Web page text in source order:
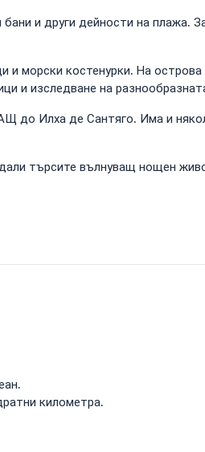
и други дейности на плажа.
морски костенурки. На
и изследване на
до Илха де Сантяго. Има и
търсите вълнуващ нощен
километра.